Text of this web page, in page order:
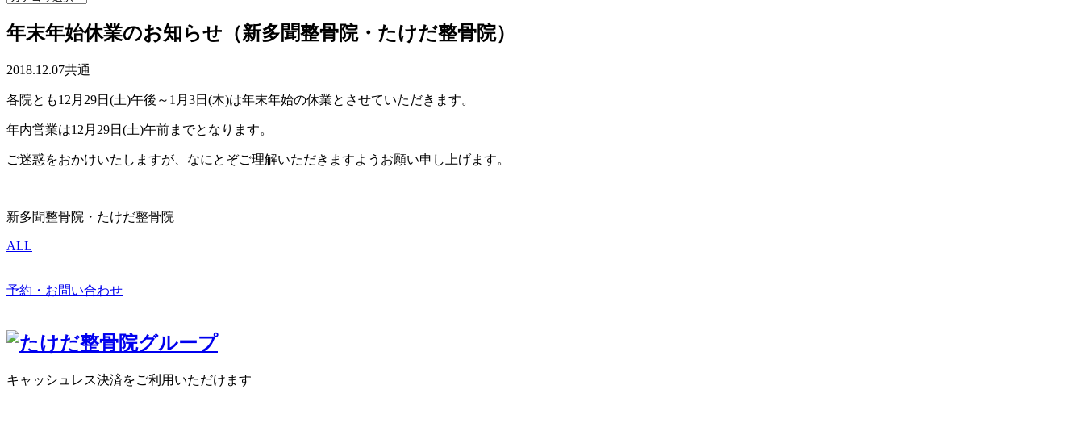
年末年始休業のお知らせ（新多聞整骨院・たけだ整骨院）
2018.12.07共通
各院とも12月29日(土)午後～1月3日(木)は年末年始の休業とさせていただきます。
年内営業は12月29日(土)午前までとなります。
ご迷惑をおかけいたしますが、なにとぞご理解いただきますようお願い申し上げます。
新多聞整骨院・たけだ整骨院
ALL
予約・お問い合わせ
キャッシュレス決済をご利用いただけます